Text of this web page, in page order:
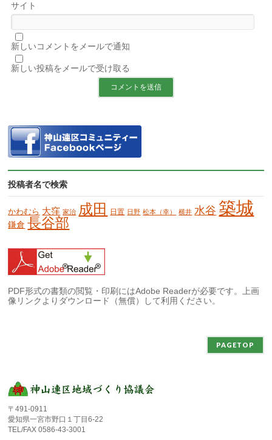
サイト
新しいコメントをメールで通知
新しい投稿をメールで受け取る
投稿者名で検索
かわむら 大窪 家治 成田 日置 日野 松本（幸） 横井 水谷 築城
鎌倉 長谷部
PDF形式の書類の閲覧・印刷にはAdobe Readerが必要です。上画
像リンクよりダウンロード（無償）して利用ください。
PAGETOP
〒491-0911
愛知県一宮市野口１丁目6-22
TEL/FAX 0586-43-3001